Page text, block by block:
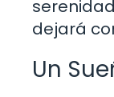
dejará
Un